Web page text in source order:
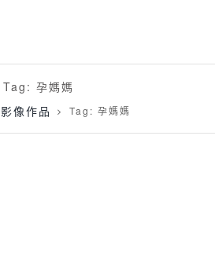
Tag: 孕媽媽
影像作品 Tag: 孕媽媽